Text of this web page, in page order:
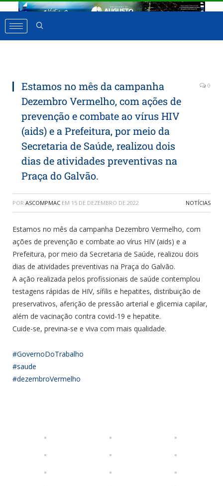
Estamos no mês da campanha
Dezembro Vermelho, com ações de
prevenção e combate ao vírus HIV
(aids) e a Prefeitura, por meio da
Secretaria de Saúde, realizou dois
dias de atividades preventivas na
Praça do Galvão.
0
POR ASCOMPMAC EM 15 DE DEZEMBRO DE 2022 NOTÍCIAS
Estamos no mês da campanha Dezembro Vermelho, com
ações de prevenção e combate ao vírus HIV (aids) e a
Prefeitura, por meio da Secretaria de Saúde, realizou dois
dias de atividades preventivas na Praça do Galvão.
A ação realizada pelos profissionais de saúde contemplou
testagens rápidas de HIV, sífilis e hepatites, distribuição de
preservativos, aferição de pressão arterial e glicemia capilar,
além de vacinação contra covid-19 e hepatite.
Cuide-se, previna-se e viva com mais qualidade.
#GovernoDoTrabalho
#saude
#dezembroVermelho